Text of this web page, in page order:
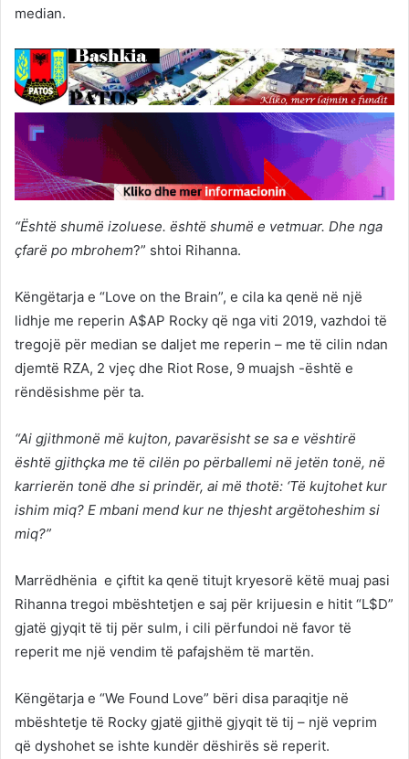
median.
“Është shumë izoluese. është shumë e vetmuar. Dhe nga
çfarë po mbrohem?” shtoi Rihanna.
Këngëtarja e “Love on the Brain”, e cila ka qenë në një
lidhje me reperin A$AP Rocky që nga viti 2019, vazhdoi të
tregojë për median se daljet me reperin – me të cilin ndan
djemtë RZA, 2 vjeç dhe Riot Rose, 9 muajsh -është e
rëndësishme për ta.
“Ai gjithmonë më kujton, pavarësisht se sa e vështirë
është gjithçka me të cilën po përballemi në jetën tonë, në
karrierën tonë dhe si prindër, ai më thotë: ‘Të kujtohet kur
ishim miq? E mbani mend kur ne thjesht argëtoheshim si
miq?”
Marrëdhënia e çiftit ka qenë titujt kryesorë këtë muaj pasi
Rihanna tregoi mbështetjen e saj për krijuesin e hitit “L$D”
gjatë gjyqit të tij për sulm, i cili përfundoi në favor të
reperit me një vendim të pafajshëm të martën.
Këngëtarja e “We Found Love” bëri disa paraqitje në
mbështetje të Rocky gjatë gjithë gjyqit të tij – një veprim
që dyshohet se ishte kundër dëshirës së reperit.